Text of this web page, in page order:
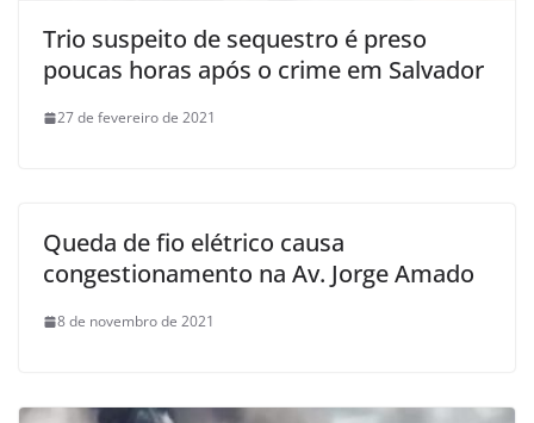
Trio suspeito de sequestro é preso
poucas horas após o crime em Salvador
27 de fevereiro de 2021
Queda de fio elétrico causa
congestionamento na Av. Jorge Amado
8 de novembro de 2021